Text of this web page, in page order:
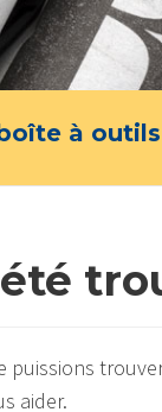
à
été
puissions
aider.